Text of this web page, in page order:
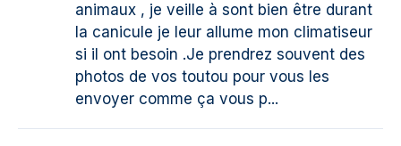
animaux , je veille à sont bien être durant
la canicule je leur allume mon climatiseur
si il ont besoin .Je prendrez souvent des
photos de vos toutou pour vous les
envoyer comme ça vous p...